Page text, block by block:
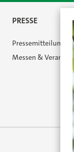
PRESSE
Pressemitteilungen
Messen &